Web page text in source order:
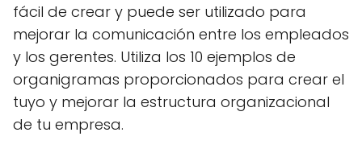
fácil de crear y puede ser utilizado para
mejorar la comunicación entre los empleados
y los gerentes. Utiliza los 10 ejemplos de
organigramas proporcionados para crear el
tuyo y mejorar la estructura organizacional
de tu empresa.